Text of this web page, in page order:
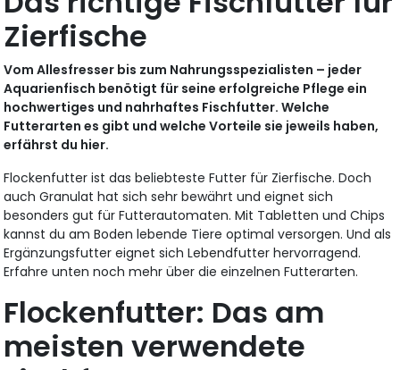
Zierfische
Vom Allesfresser bis zum Nahrungsspezialisten – jeder
Aquarienfisch benötigt für seine erfolgreiche Pflege ein
hochwertiges und nahrhaftes Fischfutter. Welche
Futterarten es gibt und welche Vorteile sie jeweils haben,
erfährst du hier.
Flockenfutter ist das beliebteste Futter für Zierfische. Doch
auch Granulat hat sich sehr bewährt und eignet sich
besonders gut für Futterautomaten. Mit Tabletten und Chips
kannst du am Boden lebende Tiere optimal versorgen. Und als
Ergänzungsfutter eignet sich Lebendfutter hervorragend.
Erfahre unten noch mehr über die einzelnen Futterarten.
Flockenfutter: Das am
meisten verwendete